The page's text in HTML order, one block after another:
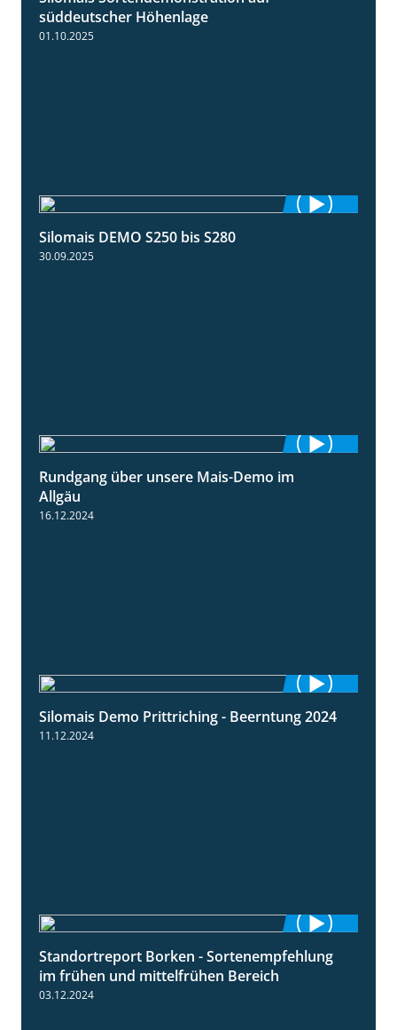
süddeutscher Höhenlage
01.10.2025
Silomais DEMO S250 bis S280
30.09.2025
Rundgang über unsere Mais-Demo im
Allgäu
16.12.2024
12:28
Silomais Demo Prittriching - Beerntung 2024
11.12.2024
7:53
Standortreport Borken - Sortenempfehlung
im frühen und mittelfrühen Bereich
03.12.2024